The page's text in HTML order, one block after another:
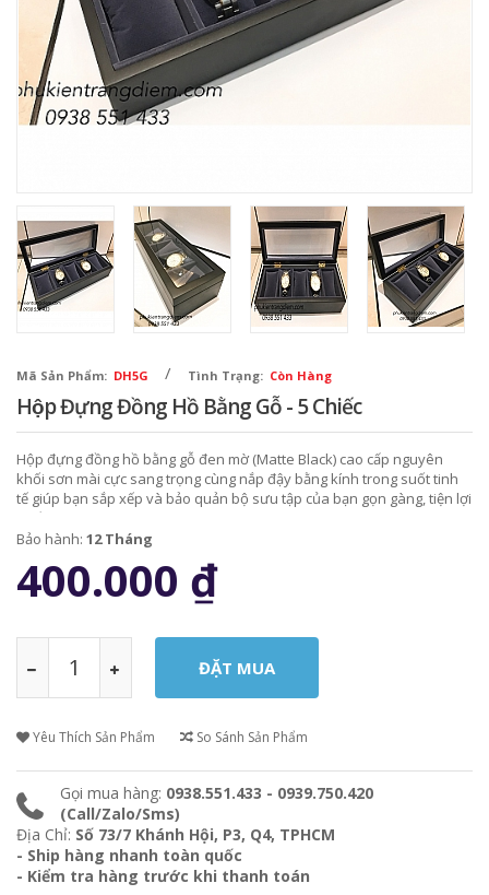
Mã Sản Phẩm: DH5G / Tình Trạng: Còn Hàng
Hộp Đựng Đồng Hồ Bằng Gỗ - 5 Chiếc
Hộp đựng đồng hồ bằng gỗ đen mờ (Matte Black) cao cấp nguyên
khối sơn mài cực sang trọng cùng nắp đậy bằng kính trong suốt tinh
tế giúp bạn sắp xếp và bảo quản bộ sưu tập của bạn gọn gàng, tiện lợi
nhất.
Bảo hành: 12 Tháng
400.000 ₫
Yêu Thích Sản Phẩm So Sánh Sản Phẩm
Gọi mua hàng: 0938.551.433 - 0939.750.420
(Call/Zalo/Sms)
Địa Chỉ: Số 73/7 Khánh Hội, P3, Q4, TPHCM
- Ship hàng nhanh toàn quốc
- Kiểm tra hàng trước khi thanh toán